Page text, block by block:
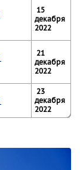
15
декабря
2022
21
декабря
2022
23
декабря
2022